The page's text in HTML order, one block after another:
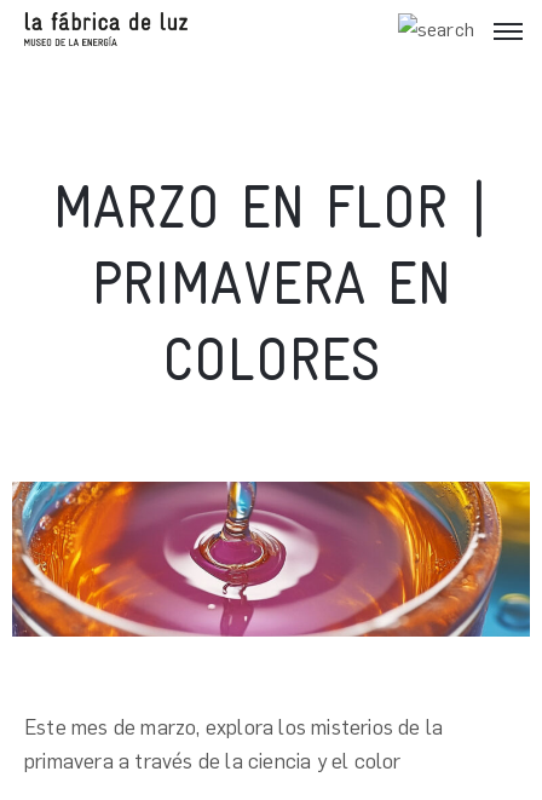
MARZO EN FLOR |
PRIMAVERA EN
COLORES
Este mes de marzo, explora los misterios de la
primavera a través de la ciencia y el color